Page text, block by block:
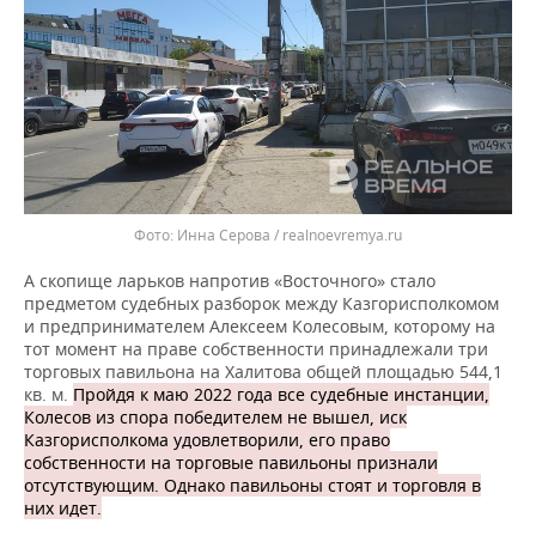
Инна Серова / realnoevremya.ru
А скопище ларьков напротив «Восточного» стало
предметом судебных разборок между Казгорисполкомом
и предпринимателем Алексеем Колесовым, которому на
тот момент на праве собственности принадлежали три
торговых павильона на Халитова общей площадью 544,1
кв. м. Пройдя к маю 2022 года все судебные инстанции,
Колесов из спора победителем не вышел, иск
Казгорисполкома удовлетворили, его право
собственности на торговые павильоны признали
отсутствующим. Однако павильоны стоят и торговля в
них идет.